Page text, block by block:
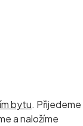
bytu. Přijedeme
a naložíme